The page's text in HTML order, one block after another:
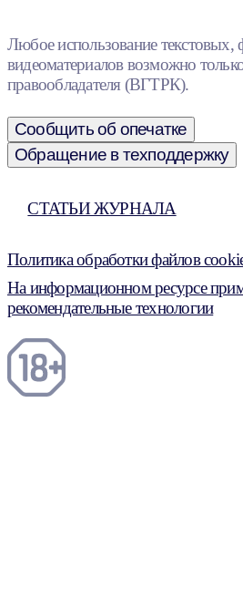
Любое использование текстовых,
видеоматериалов возможно
правообладателя (ВГТРК).
Сообщить об опечатке
Обращение в техподдержку
СТАТЬИ ЖУРНАЛА
Политика обработки файлов
На информационном ресурсе
рекомендательные технологии